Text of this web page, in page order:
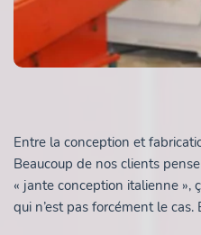
Entre la conception et
Beaucoup de nos clients
« jante conception italienne »,
qui n’est pas forcément le cas.